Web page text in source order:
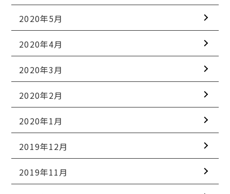
2020年5月
2020年4月
2020年3月
2020年2月
2020年1月
2019年12月
2019年11月